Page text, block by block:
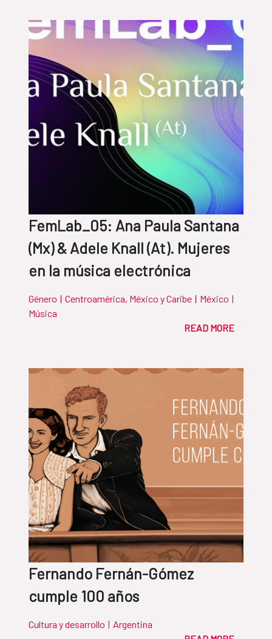
FemLab_05: Ana Paula Santana
(Mx) & Adele Knall (At). Mujeres
en la música electrónica
Género | Centroamérica, México y Caribe | México |
Música
READ MORE
Fernando Fernán-Gómez
cumple 100 años
Cultura y desarrollo | Argentina